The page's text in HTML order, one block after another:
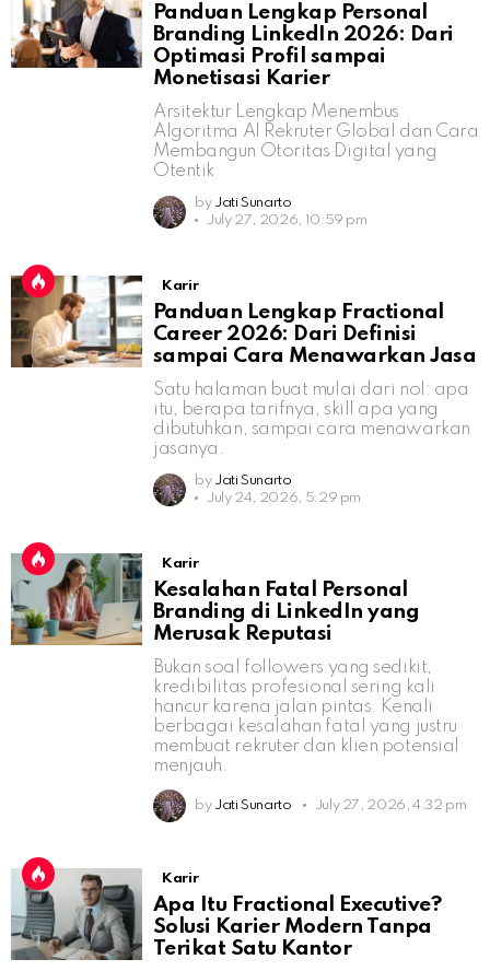
Panduan Lengkap Personal
Branding LinkedIn 2026: Dari
Optimasi Profil sampai
Monetisasi Karier
Arsitektur Lengkap Menembus
Algoritma AI Rekruter Global dan Cara
Membangun Otoritas Digital yang
Otentik
by Jati Sunarto
July 27, 2026, 10:59 pm
Karir
Panduan Lengkap Fractional
Career 2026: Dari Definisi
sampai Cara Menawarkan Jasa
Satu halaman buat mulai dari nol: apa
itu, berapa tarifnya, skill apa yang
dibutuhkan, sampai cara menawarkan
jasanya.
by Jati Sunarto
July 24, 2026, 5:29 pm
Karir
Kesalahan Fatal Personal
Branding di LinkedIn yang
Merusak Reputasi
Bukan soal followers yang sedikit,
kredibilitas profesional sering kali
hancur karena jalan pintas. Kenali
berbagai kesalahan fatal yang justru
membuat rekruter dan klien potensial
menjauh.
by Jati Sunarto July 27, 2026, 4:32 pm
Karir
Apa Itu Fractional Executive?
Solusi Karier Modern Tanpa
Terikat Satu Kantor